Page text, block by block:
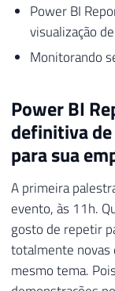
Power BI
visualização
Monitorando
Power BI
definitiva de
para sua
A primeira
evento, às 11h.
gosto de repetir
totalmente novas
mesmo tema.